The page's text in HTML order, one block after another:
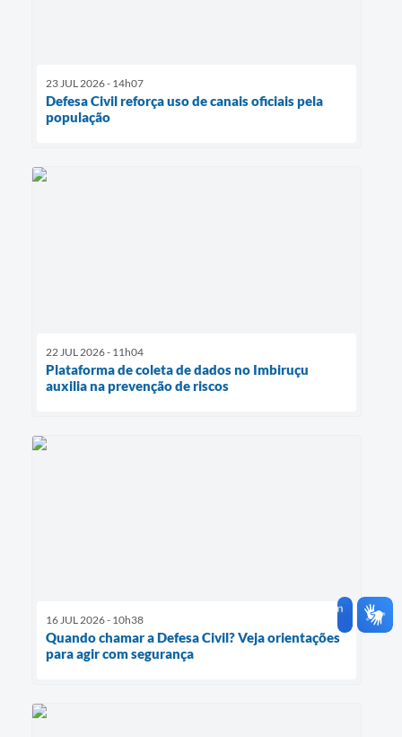
23 JUL 2026 - 14h07
Defesa Civil reforça uso de canais oficiais pela
população
22 JUL 2026 - 11h04
Plataforma de coleta de dados no Imbiruçu
auxilia na prevenção de riscos
16 JUL 2026 - 10h38
Quando chamar a Defesa Civil? Veja orientações
para agir com segurança